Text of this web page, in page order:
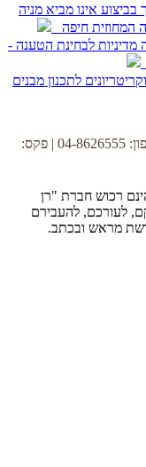
אינו מביא מניה
מדיניות לבחינת הטענה -
לתכנון מבנים
שד' המגינים 5, ת.ד. 39, חיפה 3309163 | טלפון: 04-8626555 | פקס:
רכוש חברת "רן
לעורכם, להעבירם
מראש ובכתב.